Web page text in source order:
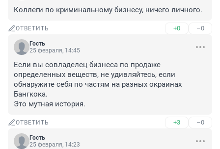
Коллеги по криминальному бизнесу, ничего личного.
ОТВЕТИТЬ +0 –0
Гость
25 февраля, 14:45
Если вы совладелец бизнеса по продаже
определенных веществ, не удивляйтесь, если
обнаружите себя по частям на разных окраинах
Бангкока.
Это мутная история.
ОТВЕТИТЬ +3 –0
Гость
25 февраля, 14:23